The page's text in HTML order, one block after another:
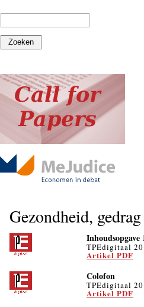
Zoeken
Gezondheid,
Inhoudsopgave
TPEdigitaal
Artikel PDF
Colofon
TPEdigitaal
Artikel PDF